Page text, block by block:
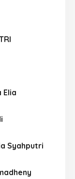
Elia
Syahputri